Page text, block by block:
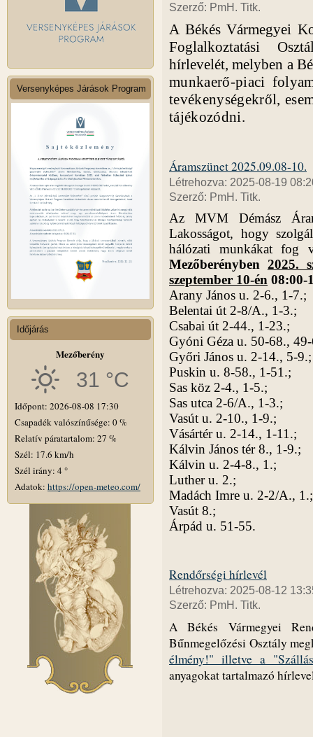
Versenyképes Járások Program
Időjárás
Mezőberény
31 °C
Időpont: 2026-08-08 17:30
Csapadék valószínűsége: 0 %
Relatív páratartalom: 27 %
Szél: 17.6 km/h
Szél irány: 4 °
Adatok: https://open-meteo.com/
Szerző: PmH. Titk.
A Békés Vármegyei
Foglalkoztatási
hírlevelét, melyben a
munkaerő-piaci
tevékenységekről,
tájékozódni.
Áramszünet 2025.09.08-10.
Létrehozva: 2025-08-19
Szerző: PmH. Titk.
Az MVM Démász
Lakosságot, hogy
hálózati munkákat
Mezőberényben 2025.
szeptember 10-én 08:00-
Arany János u. 2-6., 1-7.;
Belentai út 2-8/A., 1-3.;
Csabai út 2-44., 1-23.;
Gyóni Géza u. 50-68.,
Győri János u. 2-14., 5-9.;
Puskin u. 8-58., 1-51.;
Sas köz 2-4., 1-5.;
Sas utca 2-6/A., 1-3.;
Vasút u. 2-10., 1-9.;
Vásártér u. 2-14., 1-11.;
Kálvin János tér 8., 1-9.;
Kálvin u. 2-4-8., 1.;
Luther u. 2.;
Madách Imre u. 2-2/A., 1.;
Vasút 8.;
Árpád u. 51-55.
Rendőrségi hírlevél
Létrehozva: 2025-08-12
Szerző: PmH. Titk.
A Békés Vármegyei
Bűnmegelőzési Osztály
élmény!" illetve a
anyagokat tartalmazó